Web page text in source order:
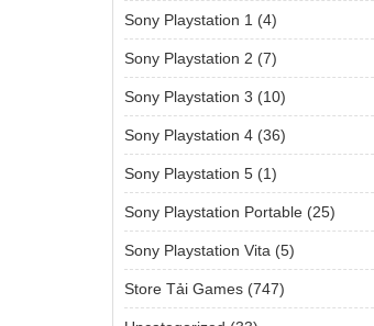
Sony Playstation 1 (4)
Sony Playstation 2 (7)
Sony Playstation 3 (10)
Sony Playstation 4 (36)
Sony Playstation 5 (1)
Sony Playstation Portable (25)
Sony Playstation Vita (5)
Store Tải Games (747)